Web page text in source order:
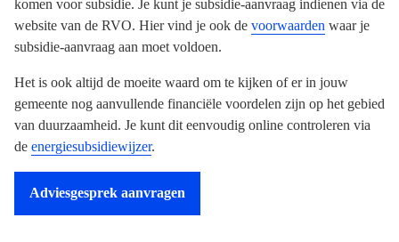
komen voor subsidie. Je kunt je subsidie-aanvraag indienen via de
website van de RVO. Hier vind je ook de voorwaarden waar je
subsidie-aanvraag aan moet voldoen.
Het is ook altijd de moeite waard om te kijken of er in jouw
gemeente nog aanvullende financiële voordelen zijn op het gebied
van duurzaamheid. Je kunt dit eenvoudig online controleren via
de energiesubsidiewijzer.
Adviesgesprek aanvragen